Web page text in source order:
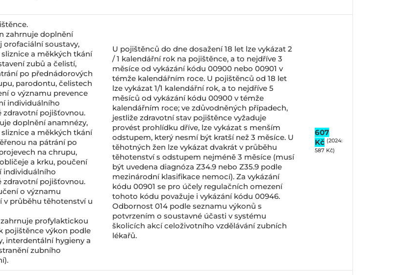
zahrnuje doplnění
orofaciální soustavy,
a měkkých tkání
zubů a čelistí,
po přednádorových
parodontu, čelistech
o významu prevence
individuálního
zdravotní pojišťovnou.
doplnění anamnézy,
a měkkých tkání
na pátrání po
na chrupu,
a krku, poučení
individuálního
zdravotní pojišťovnou.
o významu
průběhu těhotenství u
profylaktickou
pojištěnce výkon podle
interdentální hygieny a
zubního
U pojištěnců do dne dosažení 18 let lze vykázat 2
/ 1 kalendářní rok na pojištěnce, a to nejdříve 3
měsíce od vykázání kódu 00900 nebo 00901 v
témže kalendářním roce. U pojištěnců od 18 let
lze vykázat 1/1 kalendářní rok, a to nejdříve 5
měsíců od vykázání kódu 00900 v témže
kalendářním roce; ve zdůvodněných případech,
jestliže zdravotní stav pojištěnce vyžaduje
provést prohlídku dříve, lze vykázat s menším
odstupem, který nesmí být kratší než 3 měsíce. U
těhotných žen lze vykázat dvakrát v průběhu
těhotenství s odstupem nejméně 3 měsíce (musí
být uvedena diagnóza Z34.9 nebo Z35.9 podle
mezinárodní klasifikace nemocí). Za vykázání
kódu 00901 se pro účely regulačních omezení
tohoto kódu považuje i vykázání kódu 00946.
Odbornost 014 podle seznamu výkonů s
potvrzením o soustavné účasti v systému
školicích akcí celoživotního vzdělávání zubních
lékařů.
607
Kč (2024:
587 Kč)